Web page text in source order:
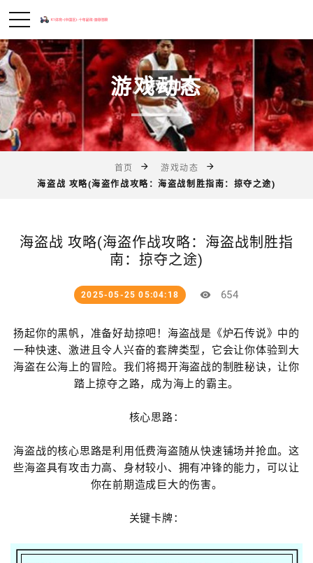
游戏动态
首页
游戏动态
海盗战 攻略(海盗作战攻略：海盗战制胜指南：掠夺之途)
海盗战 攻略(海盗作战攻略：海盗战制胜指
南：掠夺之途)
2025-05-25 05:04:18 654
扬起你的黑帆，准备好劫掠吧！海盗战是《炉石传说》中的
一种快速、激进且令人兴奋的套牌类型，它会让你体验到大
海盗在公海上的冒险。我们将揭开海盗战的制胜秘诀，让你
踏上掠夺之路，成为海上的霸主。
核心思路：
海盗战的核心思路是利用低费海盗随从快速铺场并抢血。这
些海盗具有攻击力高、身材较小、拥有冲锋的能力，可以让
你在前期造成巨大的伤害。
关键卡牌：